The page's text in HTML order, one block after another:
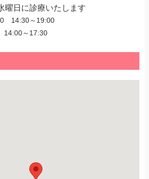
曜日に診療いたします
14:30～19:00
14:00～17:30